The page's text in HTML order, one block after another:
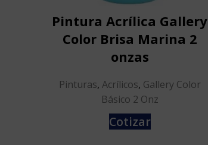
Pintura Acrílica Gallery
Color Brisa Marina 2
onzas
Pinturas, Acrílicos, Gallery Color
Básico 2 Onz
Cotizar